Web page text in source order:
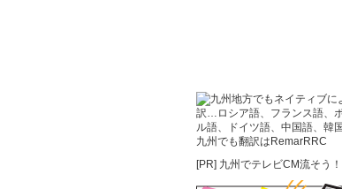
九州でも翻訳はRemarRRC
[PR] 九州でテレビCM流そう！